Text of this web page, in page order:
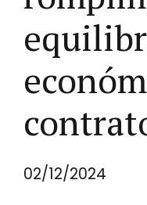
02/12/2024